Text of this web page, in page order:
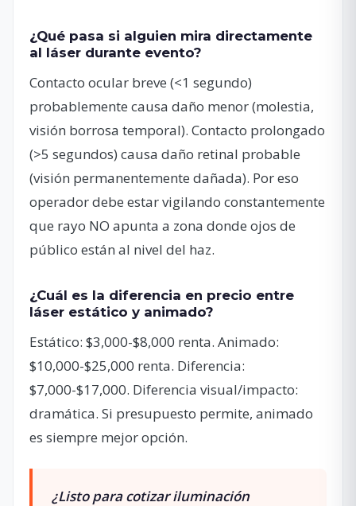
¿Qué pasa si alguien mira directamente
al láser durante evento?
Contacto ocular breve (<1 segundo)
probablemente causa daño menor (molestia,
visión borrosa temporal). Contacto prolongado
(>5 segundos) causa daño retinal probable
(visión permanentemente dañada). Por eso
operador debe estar vigilando constantemente
que rayo NO apunta a zona donde ojos de
público están al nivel del haz.
¿Cuál es la diferencia en precio entre
láser estático y animado?
Estático: $3,000-$8,000 renta. Animado:
$10,000-$25,000 renta. Diferencia:
$7,000-$17,000. Diferencia visual/impacto:
dramática. Si presupuesto permite, animado
es siempre mejor opción.
¿Listo para cotizar iluminación